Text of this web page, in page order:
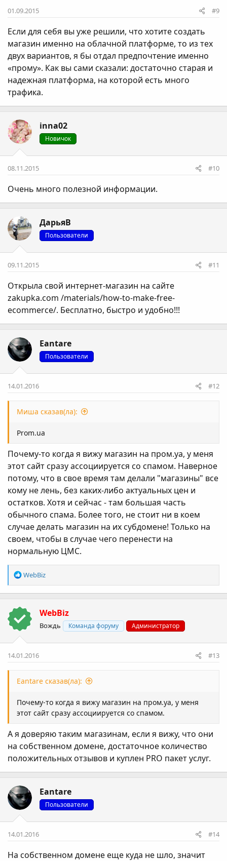
01.09.2015 #9
Если для себя вы уже решили, что хотите создать
магазин именно на облачной платформе, то из тех
двух вариантов, я бы отдал предпочтение именно
«прому». Как вы сами сказали: достаточно старая и
надежная платформа, на которой есть много
трафика.
inna02
Новичок
08.11.2015 #10
Очень много полезной информации.
ДарьяВ
Пользователи
09.11.2015 #11
Открыла свой интернет-магазин на сайте
zakupka.com /materials/how-to-make-free-
ecommerce/. Бесплатно, быстро и удобно!!!
Eantare
Пользователи
14.01.2016 #12
Миша сказав(ла):
Prom.ua
Почему-то когда я вижу магазин на пром.уа, у меня
этот сайт сразу ассоциируется со спамом. Наверное
потому, что в свое время там делали "магазины" все
кому не лень, без каких-либо актуальных цен и
остатков. Хотя и сейчас - там большая часть
обычного спама. Более того, не стоит ни в коем
случае делать магазин на их субдомене! Только на
своем, чтобы в случае чего перенести на
нормальную ЦМС.
Р
е
а
ц
ї
WebBiz
WebBiz
Вождь Команда форуму Администратор
14.01.2016 #13
Eantare сказав(ла):
Почему-то когда я вижу магазин на пром.уа, у меня
этот сайт сразу ассоциируется со спамом.
А я доверяю таким магазинам, если я вижу, что они
на собственном домене, достаточное количество
положительных отзывов и куплен PRO пакет услуг.
Eantare
Пользователи
14.01.2016 #14
На собственном домене еще куда не шло, значит